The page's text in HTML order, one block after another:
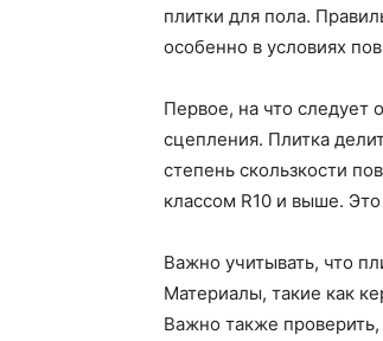
плитки для пола.
особенно в условиях
Первое, на что следует
сцепления. Плитка
степень скользкости
классом R10 и выше.
Важно учитывать, что
Материалы, такие как
Важно также